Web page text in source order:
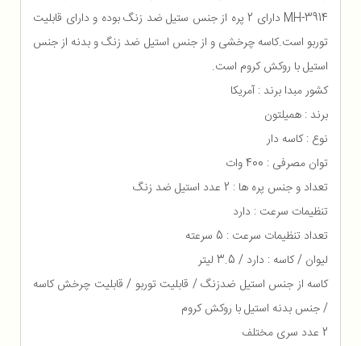
MH-3914 دارای 2 پره از جنس ستیل ضد زنگ بوده و دارای قابلیت
توربو است.کاسه چرخشی و از جنس استیل ضد زنگ و بدنه از جنس
استیل با روکش کروم است.
کشور مبدا برند : آمریکا
برند : همیلتون
نوع : کاسه دار
توان مصرفی : 400 وات
تعداد و جنس پره ها : 2 عدد استیل ضد زنگ
تنظیمات سرعت : دارد
تعداد تنظیمات سرعت : 5 سرعته
لیوان / کاسه : دارد / 3.5 لیتر
کاسه از جنس استیل ضدزنگ / قابلیت توربو / قابلیت چرخش کاسه
/ جنس بدنه استیل با روکش کروم
2 عدد سری مختلف